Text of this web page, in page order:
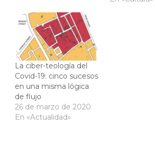
La ciber-teología del
Covid-19: cinco sucesos
en una misma lógica
de flujo
26 de marzo de 2020
En «Actualidad»